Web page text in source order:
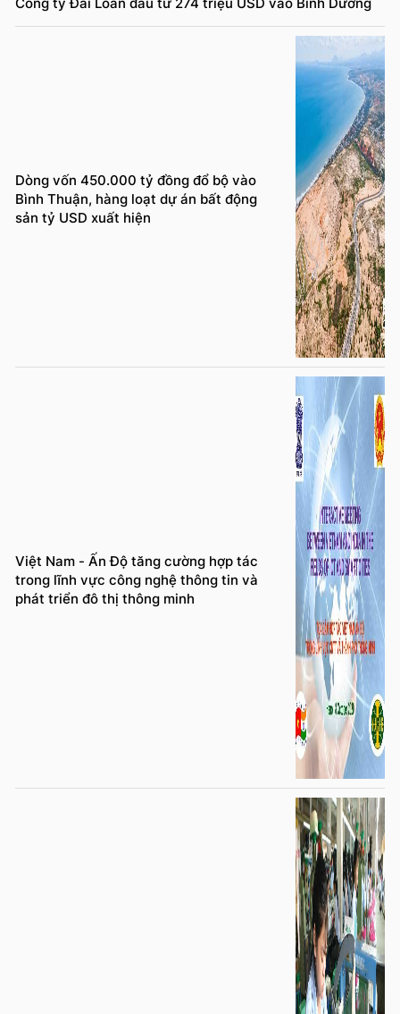
Dòng vốn 450.000 tỷ đồng đổ bộ vào
Bình Thuận, hàng loạt dự án bất động
sản tỷ USD xuất hiện
Việt Nam - Ấn Độ tăng cường hợp tác
trong lĩnh vực công nghệ thông tin và
phát triển đô thị thông minh